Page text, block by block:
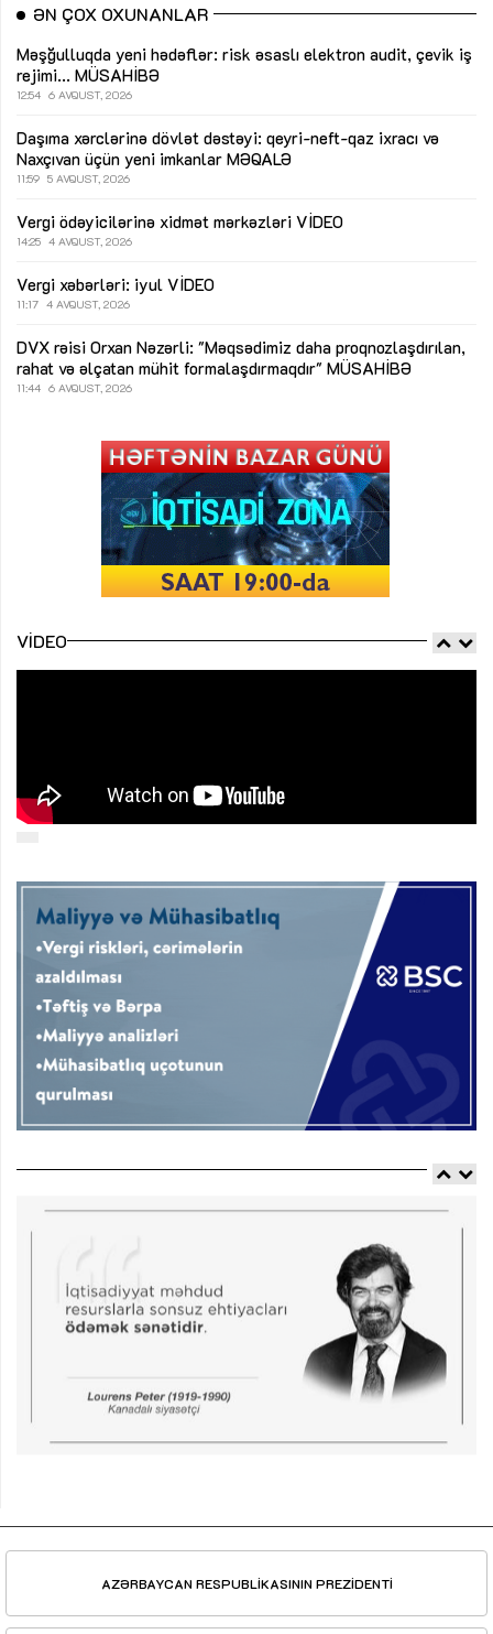
ƏN ÇOX OXUNANLAR
Məşğulluqda yeni hədəflər: risk əsaslı elektron audit, çevik iş
rejimi... MÜSAHİBƏ
12:54 6 AVQUST, 2026
Daşıma xərclərinə dövlət dəstəyi: qeyri-neft-qaz ixracı və
Naxçıvan üçün yeni imkanlar MƏQALƏ
11:59 5 AVQUST, 2026
Vergi ödəyicilərinə xidmət mərkəzləri VİDEO
14:25 4 AVQUST, 2026
Vergi xəbərləri: iyul VİDEO
11:17 4 AVQUST, 2026
DVX rəisi Orxan Nəzərli: "Məqsədimiz daha proqnozlaşdırılan,
rahat və əlçatan mühit formalaşdırmaqdır" MÜSAHİBƏ
11:44 6 AVQUST, 2026
VIDEO
AZƏRBAYCAN RESPUBLİKASININ PREZİDENTİ